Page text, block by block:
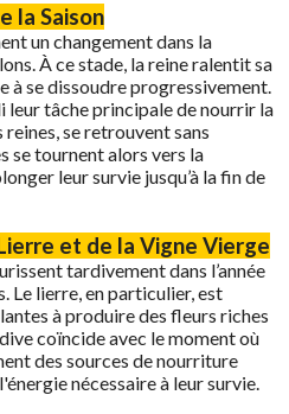
la Saison
un changement dans la
À ce stade, la reine ralentit sa
à se dissoudre progressivement.
leur tâche principale de nourrir la
se retrouvent sans
se tournent alors vers la
leur survie jusqu’à la fin de
et de la Vigne Vierge
tardivement dans l’année
Le lierre, en particulier, est
à produire des fleurs riches
coïncide avec le moment où
des sources de nourriture
nécessaire à leur survie.